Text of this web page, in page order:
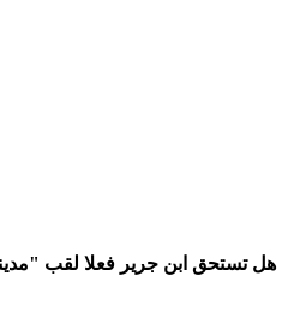
هل تستحق ابن جرير فعلا لقب